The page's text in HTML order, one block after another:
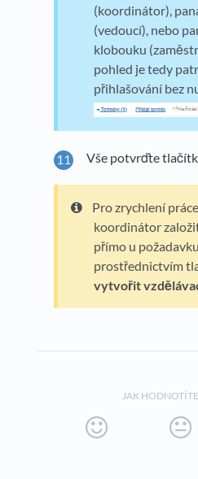
(koordinátor),
(vedoucí), nebo
klobouku
pohled je tedy
přihlašování bez
Vše potvrďte
Pro zrychlení
koordinátor
přímo u
prostřednictvím
vytvořit
JAK